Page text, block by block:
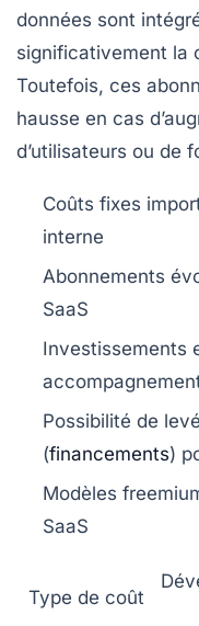
données sont
significativement la
Toutefois, ces
hausse en cas
d’utilisateurs ou de
Coûts fixes
interne
Abonnements
SaaS
Investissements
Possibilité de
(financements)
Modèles
SaaS
Type de coût